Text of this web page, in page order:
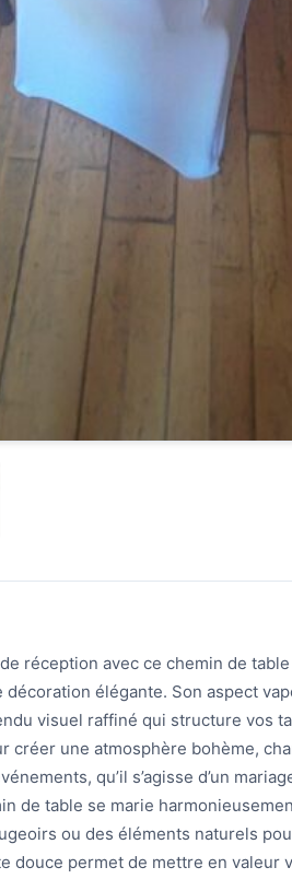
réception avec ce chemin de
élégante. Son aspect
visuel raffiné qui structure vos
créer une atmosphère bohème,
qu’il s’agisse d’un
de table se marie
ou des éléments naturels
douce permet de mettre en valeur